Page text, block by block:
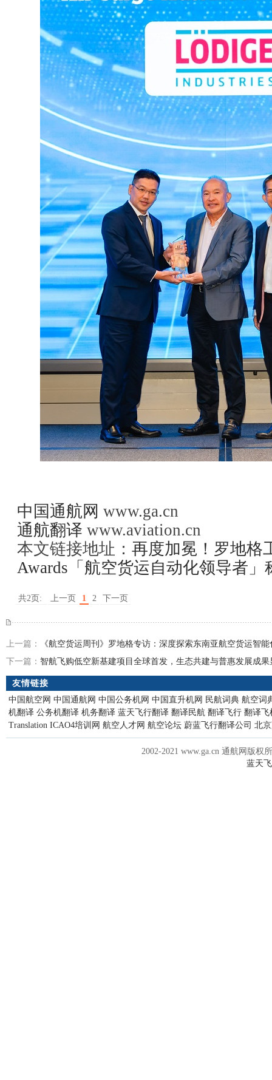
中国通航网 www.ga.cn
通航翻译 www.aviation.cn
本文链接地址： 再度加冕！罗地格
Awards「航空货运自动化领导者」
共2页: 上一页 1 2 下一页
上一篇：
《航空货运周刊》罗地格专访：深度探索东南亚航空货运智
下一篇： 智航飞购低空新基建项目全球首发，生态共建与普惠发展成果
友情链接
中国航空网 中国通航网 中国公务机网 中国直升机网 民航词典 航空词
机翻译 公务机翻译 机务翻译 蓝天飞行翻译 翻译民航 翻译飞行 翻译飞
Translation ICAO4培训网 航空人才网 航空论坛 蔚蓝飞行翻译公司 北
2002-2021 www.ga.cn 通航网版权
蓝天